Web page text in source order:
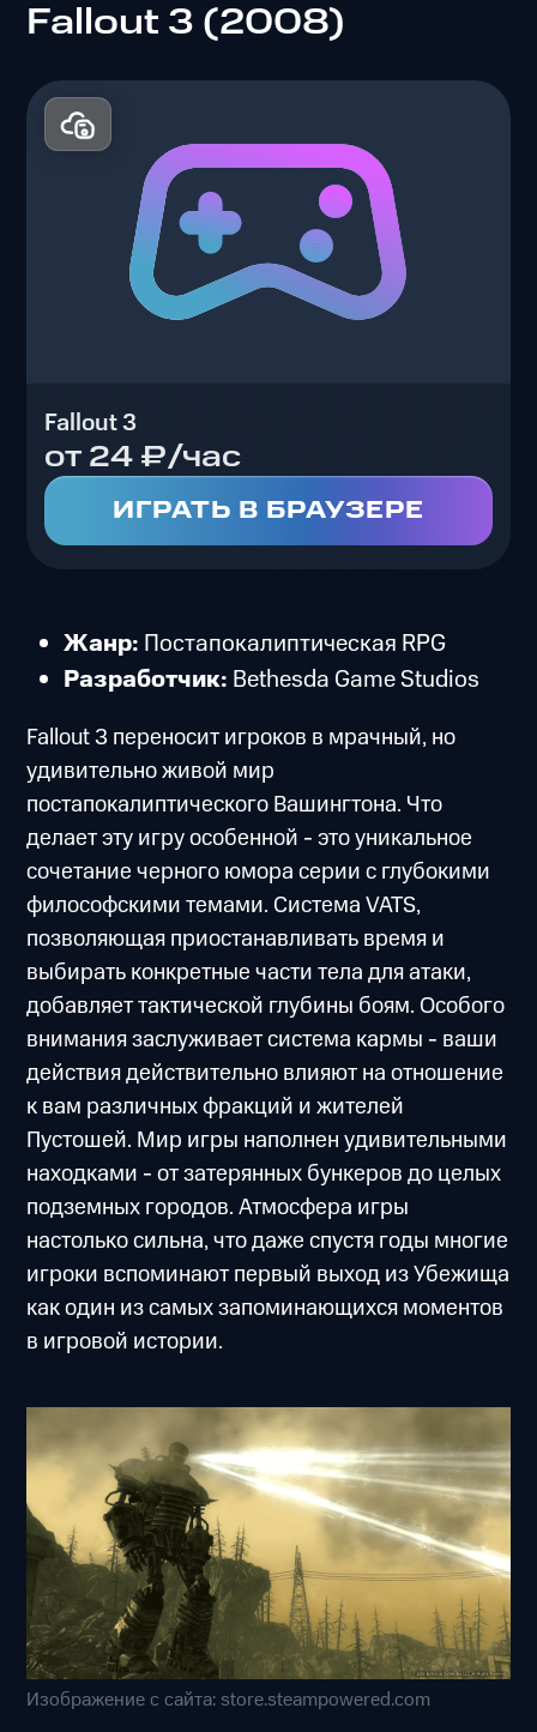
Fallout 3 (2008)
Fallout 3
от 24 ₽/час
ИГРАТЬ В БРАУЗЕРЕ
Жанр: Постапокалиптическая RPG
Разработчик: Bethesda Game Studios
Fallout 3 переносит игроков в мрачный, но
удивительно живой мир
постапокалиптического Вашингтона. Что
делает эту игру особенной - это уникальное
сочетание черного юмора серии с глубокими
философскими темами. Система VATS,
позволяющая приостанавливать время и
выбирать конкретные части тела для атаки,
добавляет тактической глубины боям. Особого
внимания заслуживает система кармы - ваши
действия действительно влияют на отношение
к вам различных фракций и жителей
Пустошей. Мир игры наполнен удивительными
находками - от затерянных бункеров до целых
подземных городов. Атмосфера игры
настолько сильна, что даже спустя годы многие
игроки вспоминают первый выход из Убежища
как один из самых запоминающихся моментов
в игровой истории.
Изображение с сайта: store.steampowered.com